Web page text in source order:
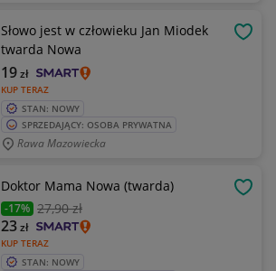
Słowo jest w człowieku Jan Miodek
twarda Nowa
KUP TERAZ
19zł
STAN: NOWY
SPRZEDAJĄCY: OSOBA PRYWATNA
Rawa Mazowiecka
Doktor Mama Nowa (twarda)
-17% 27,90 zł
KUP TERAZ
23zł
STAN: NOWY